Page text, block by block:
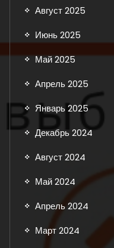
Август 2025
Июнь 2025
Май 2025
Апрель 2025
Январь 2025
Декабрь 2024
Август 2024
Май 2024
Апрель 2024
Март 2024